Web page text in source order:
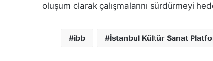
oluşum olarak çalışmalarını sürdürmeyi
ibb İstanbul Kültür Sanat